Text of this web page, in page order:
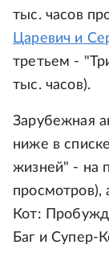
тыс. часов
Царевич и
третьем -
тыс. часов).
Зарубежная
ниже в
жизней" - на
просмотров),
Кот:
Баг и Супер-